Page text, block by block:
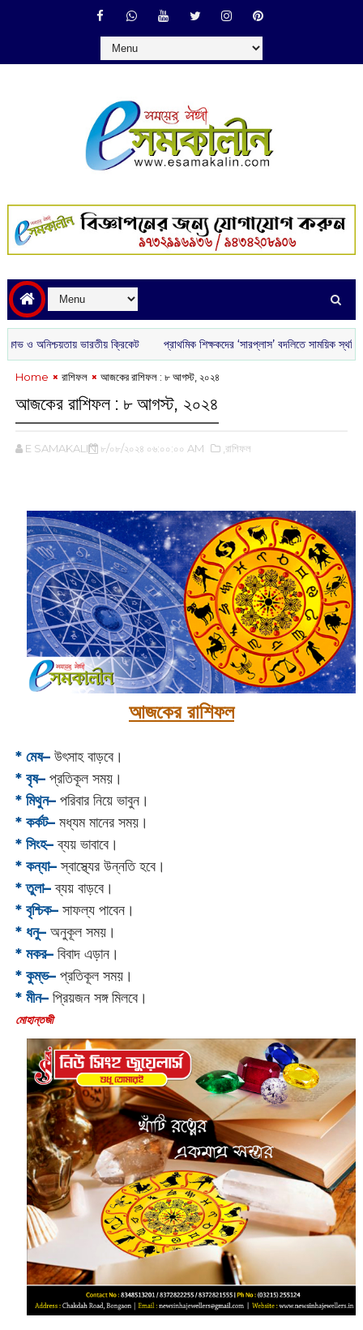
অনিশ্চয়তায় ভারতীয় ক্রিকেট প্রাথমিক শিক্ষকদের ‘সারপ্লাস’ বদলিতে সাময়িক স্থগিতাদেশ
Home রাশিফল আজকের রাশিফল : ৮ আগস্ট, ২০২৪
আজকের রাশিফল : ৮ আগস্ট, ২০২৪
E SAMAKALIN ৮/০৮/২০২৪ ০৬:০০:০০ AM ,রাশিফল
আজকের রাশিফল
* মেষ–উৎসাহ বাড়বে।
* বৃষ–প্রতিকূল সময়।
* মিথুন–পরিবার নিয়ে ভাবুন।
* কর্কট–মধ্যম মানের সময়।
* সিংহ–ব্যয় ভাবাবে।
* কন্যা–স্বাস্থ্যের উন্নতি হবে।
* তুলা–ব্যয় বাড়বে।
* বৃশ্চিক–সাফল্য পাবেন।
* ধনু–অনুকূল সময়।
* মকর–বিবাদ এড়ান।‌
* কুম্ভ–প্রতিকূল সময়।
* মীন–প্রিয়জন সঙ্গ মিলবে।
‌মোহান্তজী‌‌‌‌‌‌‌‌‌‌‌‌‌‌‌‌‌